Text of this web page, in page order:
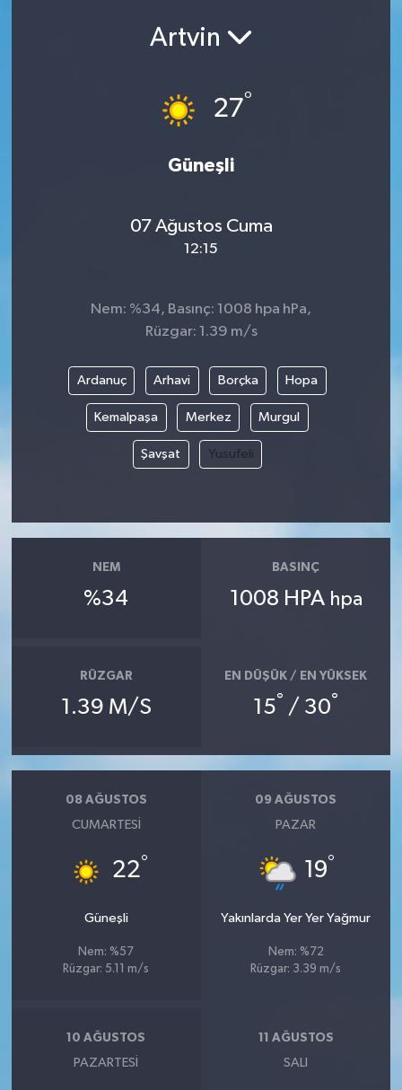
Artvin
27°
Güneşli
07 Ağustos Cuma
12:15
Nem: %34, Basınç: 1008 hpa hPa,
Rüzgar: 1.39 m/s
Ardanuç Arhavi Borçka Hopa
Kemalpaşa Merkez Murgul
Şavşat Yusufeli
NEM
%34
BASINÇ
1008 HPA hpa
RÜZGAR
1.39 M/S
EN DÜŞÜK / EN YÜKSEK
15° / 30°
08 AĞUSTOS
CUMARTESI
22°
Güneşli
Nem: %57
Rüzgar: 5.11 m/s
09 AĞUSTOS
PAZAR
19°
Yakınlarda Yer Yer Yağmur
Nem: %72
Rüzgar: 3.39 m/s
10 AĞUSTOS
PAZARTESI
11 AĞUSTOS
SALI